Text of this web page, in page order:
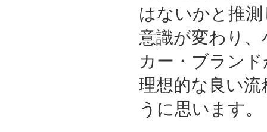
はないかと推
意識が変わり
カー・ブラン
理想的な良い
うに思います。